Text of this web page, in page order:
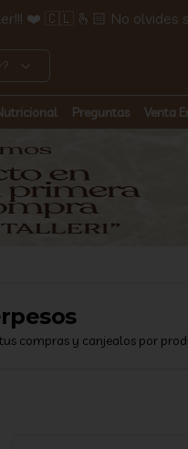
❤️ 🇨🇱 🫰🏻 No
Preguntas Venta
compras y canjealos por